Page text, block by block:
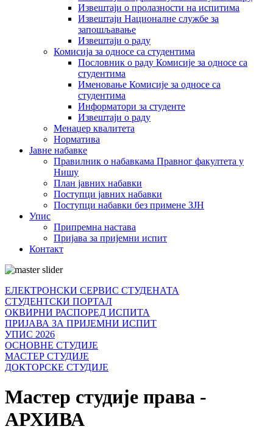
Извештаји о пролазности на испитима
Извештаји Националне службе за
запошљавање
Извештаји о раду
Комисија за односе са студентима
Пословник о раду Комисије за односе са
студентима
Именовање Комисије за односе са
студентима
Информатори за студенте
Извештаји о раду
Менаџер квалитета
Норматива
Јавне набавке
Правилник о набавкама Правног факултета у
Нишу
План јавних набавки
Поступци јавних набавки
Поступци набавки без примене ЗЈН
Упис
Припремна настава
Пријава за пријемни испит
Контакт
ЕЛЕКТРОНСКИ СЕРВИС СТУДЕНАТА
СТУДЕНТСКИ ПОРТАЛ
ОКВИРНИ РАСПОРЕД ИСПИТА
ПРИЈАВА ЗА ПРИЈЕМНИ ИСПИТ
УПИС 2026
ОСНОВНЕ СТУДИЈЕ
МАСТЕР СТУДИЈЕ
ДОКТОРСКЕ СТУДИЈЕ
Мастер студије права -
АРХИВА